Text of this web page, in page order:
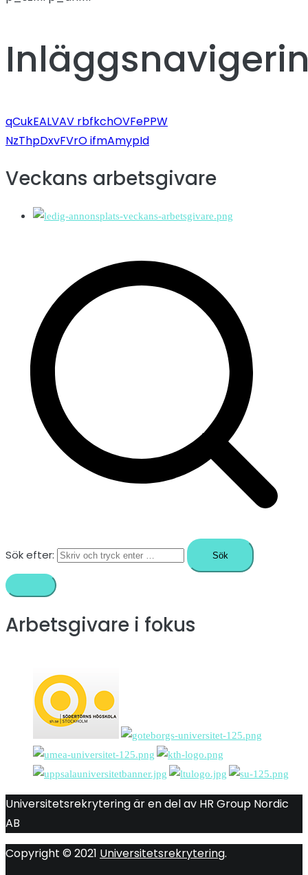
qCukEALVAV rbfkchOVFePPW
NzThpDxvFVrO ifmAmypId
Veckans arbetsgivare
Sök efter:
Arbetsgivare i fokus
Universitetsrekrytering är en del av HR Group Nordic
AB
Copyright © 2021 Universitetsrekrytering.